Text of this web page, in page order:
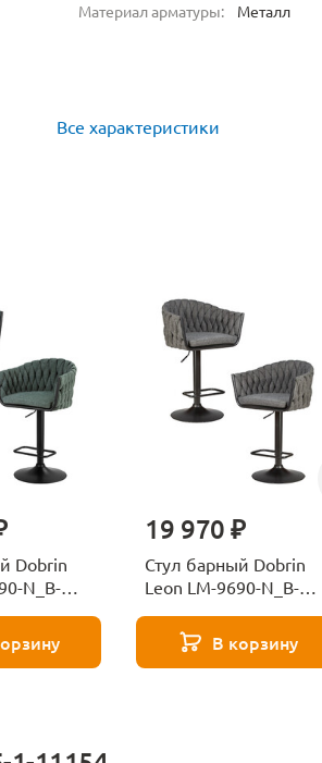
Материал арматуры:
Металл
Все характеристики
Dobrin
N_B-
19 970 ₽
Стул барный Dobrin
Leon LM-9690-N_B-
11155
В корзину